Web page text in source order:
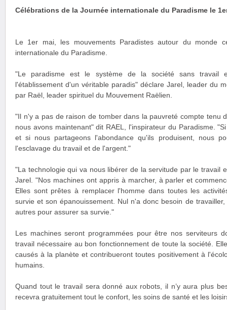
Célébrations de la Journée internationale du Paradisme le
Le 1er mai, les mouvements Paradistes autour du monde
internationale du Paradisme.
"Le paradisme est le système de la société sans travail
l'établissement d'un véritable paradis" déclare Jarel, leader du
par Raël, leader spirituel du Mouvement Raëlien.
"Il n'y a pas de raison de tomber dans la pauvreté compte tenu
nous avons maintenant" dit RAEL, l'inspirateur du Paradisme.
et si nous partageons l'abondance qu'ils produisent, nous
l'esclavage du travail et de l'argent."
"La technologie qui va nous libérer de la servitude par le travail
Jarel. "Nos machines ont appris à marcher, à parler et
Elles sont prêtes à remplacer l'homme dans toutes les
survie et son épanouissement. Nul n'a donc besoin de
autres pour assurer sa survie."
Les machines seront programmées pour être nos serviteurs
travail nécessaire au bon fonctionnement de toute la société.
causés à la planète et contribueront toutes positivement à
humains.
Quand tout le travail sera donné aux robots, il n’y aura plus
recevra gratuitement tout le confort, les soins de santé et les